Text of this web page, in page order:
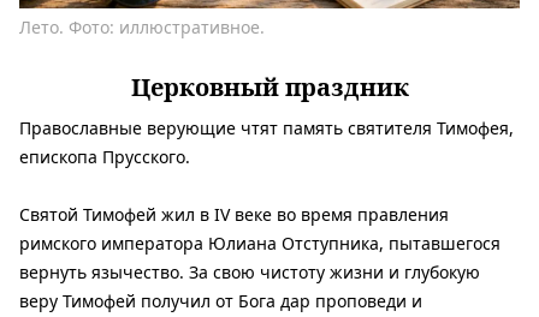
Лето. Фото: иллюстративное.
Церковный праздник
Православные верующие чтят память святителя Тимофея,
епископа Прусского.
Святой Тимофей жил в IV веке во время правления
римского императора Юлиана Отступника, пытавшегося
вернуть язычество. За свою чистоту жизни и глубокую
веру Тимофей получил от Бога дар проповеди и